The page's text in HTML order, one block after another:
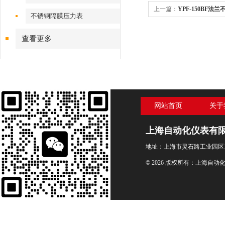
不锈钢隔膜压力表
查看更多
上一篇： YPF-150BF法兰
网站首页 关
上海自动化仪表有
地址：上海市灵石路工业园区
© 2026 版权所有：上海自动